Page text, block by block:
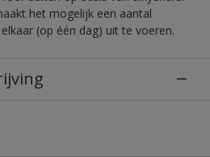
het mogelijk een aantal
(op één dag) uit te voeren.